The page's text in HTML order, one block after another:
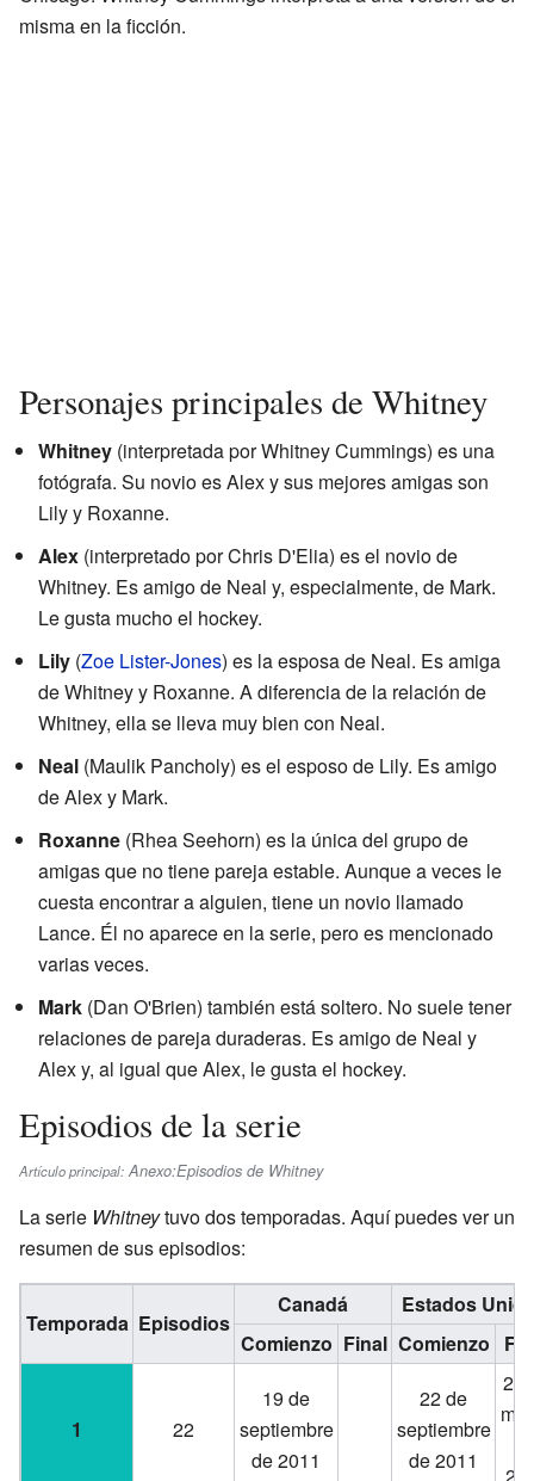
misma en la ficción.
Personajes principales de Whitney
Whitney (interpretada por Whitney Cummings) es una
fotógrafa. Su novio es Alex y sus mejores amigas son
Lily y Roxanne.
Alex (interpretado por Chris D'Elia) es el novio de
Whitney. Es amigo de Neal y, especialmente, de Mark.
Le gusta mucho el hockey.
Lily (Zoe Lister-Jones) es la esposa de Neal. Es amiga
de Whitney y Roxanne. A diferencia de la relación de
Whitney, ella se lleva muy bien con Neal.
Neal (Maulik Pancholy) es el esposo de Lily. Es amigo
de Alex y Mark.
Roxanne (Rhea Seehorn) es la única del grupo de
amigas que no tiene pareja estable. Aunque a veces le
cuesta encontrar a alguien, tiene un novio llamado
Lance. Él no aparece en la serie, pero es mencionado
varias veces.
Mark (Dan O'Brien) también está soltero. No suele tener
relaciones de pareja duraderas. Es amigo de Neal y
Alex y, al igual que Alex, le gusta el hockey.
Episodios de la serie
Artículo principal: Anexo:Episodios de Whitney
La serie Whitneytuvo dos temporadas. Aquí puedes ver un
resumen de sus episodios:
Temporada Episodios
Canadá
Estados
Comienzo Final Comienzo
1 22
19 de
septiembre
de 2011
22 de
septiembre
de 2011
28